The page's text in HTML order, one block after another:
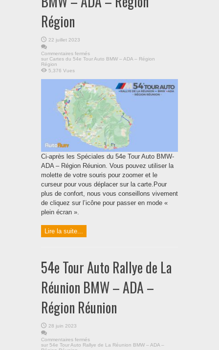
Région
22 juillet 2023
Commentaires fermés
sur Cartes du 54e Tour Auto BMW – ADA – Région
Région
5,376 Vues
Ci-après les Spéciales du 54e Tour Auto BMW-
ADA – Région Réunion. Vous pouvez utiliser la
molette de votre souris pour zoomer et le
curseur pour vous déplacer sur la carte.Pour
plus de confort, nous vous conseillons vivement
de cliquez sur l’icône pour passer en mode «
plein écran ».
Lire la suite...
54e Tour Auto Rallye de La
Réunion BMW – ADA –
Région Réunion
28 juin 2023
Commentaires fermés
sur 54e Tour Auto Rallye de La Réunion BMW – ADA –